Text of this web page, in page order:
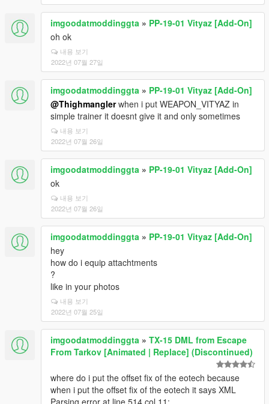
imgoodatmoddinggta » PP-19-01 Vityaz [Add-On]
oh ok
내용 보기
2022년 07월 27일
imgoodatmoddinggta » PP-19-01 Vityaz [Add-On]
@Thighmanglerwhen i put WEAPON_VITYAZ in
simple trainer it doesnt give it and only sometimes
내용 보기
2022년 07월 26일
imgoodatmoddinggta » PP-19-01 Vityaz [Add-On]
ok
내용 보기
2022년 07월 26일
imgoodatmoddinggta » PP-19-01 Vityaz [Add-On]
hey
how do i equip attachtments
?
like in your photos
내용 보기
2022년 07월 25일
imgoodatmoddinggta » TX-15 DML from Escape
From Tarkov [Animated | Replace] (Discontinued)
where do i put the offset fix of the eotech because
when i put the offset fix of the eotech it says XML
Parsing error at line 514,col 11: